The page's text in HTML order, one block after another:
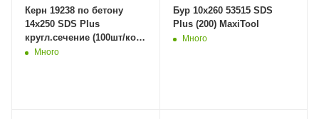
Керн 19238 по бетону
14х250 SDS Plus
кругл.сечение (100шт/кор)
MaxiTool
Много
Бур 10x260 53515 SDS
Plus (200) MaxiTool
Много